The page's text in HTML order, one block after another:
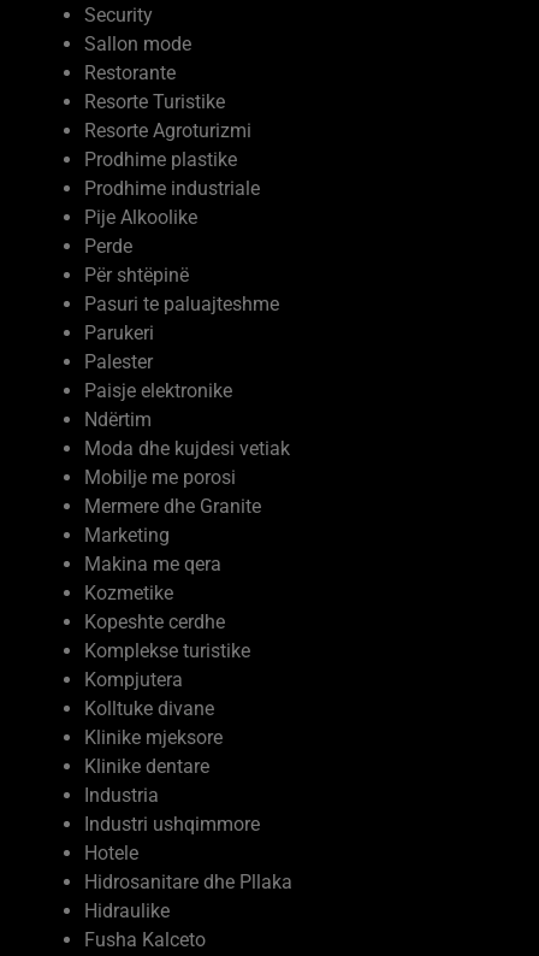
Security
Sallon mode
Restorante
Resorte Turistike
Resorte Agroturizmi
Prodhime plastike
Prodhime industriale
Pije Alkoolike
Perde
Për shtëpinë
Pasuri te paluajteshme
Parukeri
Palester
Paisje elektronike
Ndërtim
Moda dhe kujdesi vetiak
Mobilje me porosi
Mermere dhe Granite
Marketing
Makina me qera
Kozmetike
Kopeshte cerdhe
Komplekse turistike
Kompjutera
Kolltuke divane
Klinike mjeksore
Klinike dentare
Industria
Industri ushqimmore
Hotele
Hidrosanitare dhe Pllaka
Hidraulike
Fusha Kalceto